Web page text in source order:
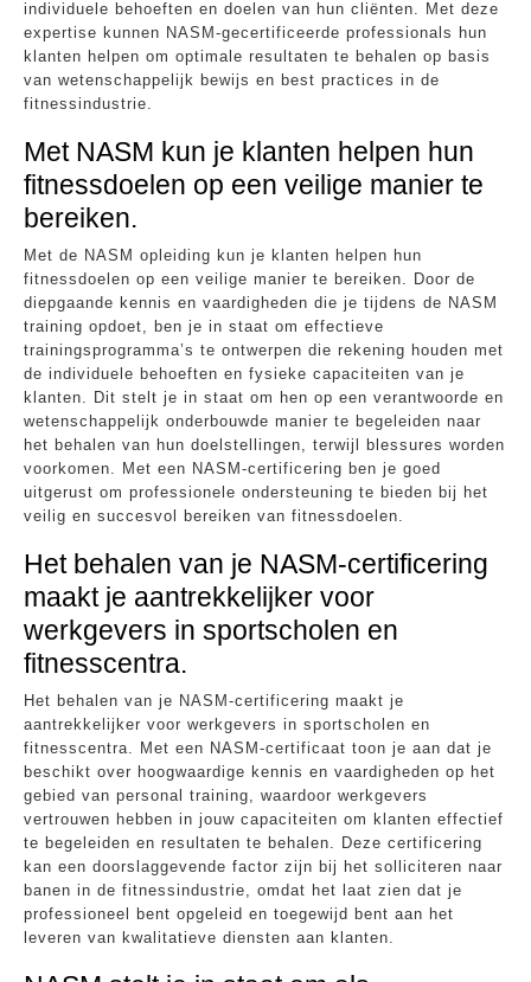
individuele behoeften en doelen van hun cliënten. Met deze
expertise kunnen NASM-gecertificeerde professionals hun
klanten helpen om optimale resultaten te behalen op basis
van wetenschappelijk bewijs en best practices in de
fitnessindustrie.
Met NASM kun je klanten helpen hun
fitnessdoelen op een veilige manier te
bereiken.
Met de NASM opleiding kun je klanten helpen hun
fitnessdoelen op een veilige manier te bereiken. Door de
diepgaande kennis en vaardigheden die je tijdens de NASM
training opdoet, ben je in staat om effectieve
trainingsprogramma’s te ontwerpen die rekening houden met
de individuele behoeften en fysieke capaciteiten van je
klanten. Dit stelt je in staat om hen op een verantwoorde en
wetenschappelijk onderbouwde manier te begeleiden naar
het behalen van hun doelstellingen, terwijl blessures worden
voorkomen. Met een NASM-certificering ben je goed
uitgerust om professionele ondersteuning te bieden bij het
veilig en succesvol bereiken van fitnessdoelen.
Het behalen van je NASM-certificering
maakt je aantrekkelijker voor
werkgevers in sportscholen en
fitnesscentra.
Het behalen van je NASM-certificering maakt je
aantrekkelijker voor werkgevers in sportscholen en
fitnesscentra. Met een NASM-certificaat toon je aan dat je
beschikt over hoogwaardige kennis en vaardigheden op het
gebied van personal training, waardoor werkgevers
vertrouwen hebben in jouw capaciteiten om klanten effectief
te begeleiden en resultaten te behalen. Deze certificering
kan een doorslaggevende factor zijn bij het solliciteren naar
banen in de fitnessindustrie, omdat het laat zien dat je
professioneel bent opgeleid en toegewijd bent aan het
leveren van kwalitatieve diensten aan klanten.